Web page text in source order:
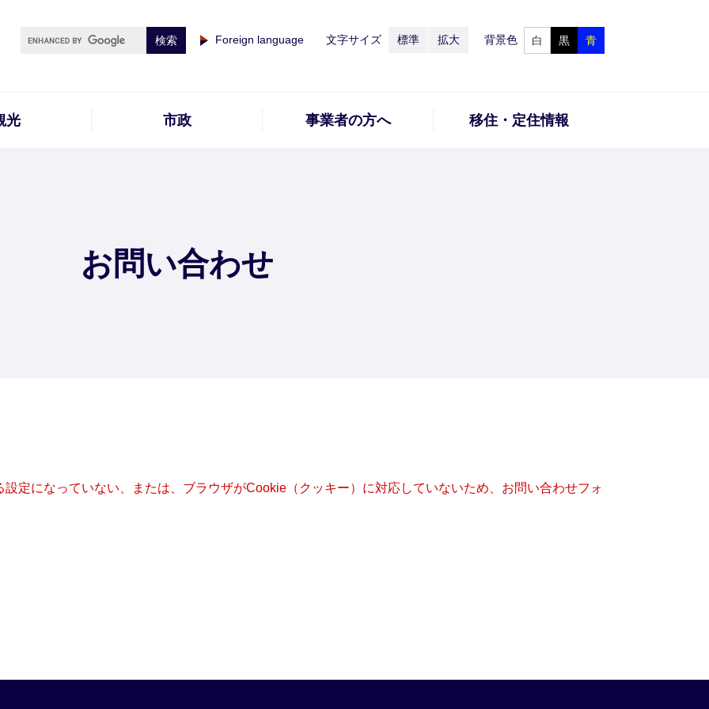
Foreign language 文字サイズ 標準 拡大 背景色 白 黒 青
光 市政 事業者の方へ 移住・定住情報
お問い合わせ
定になっていない、または、ブラウザがCookie（クッキー）に対応していないため、お問い合わせフォ